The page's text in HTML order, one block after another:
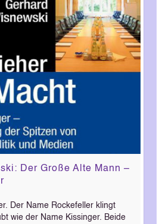
Der Große Alte Mann –
Der Name Rockefeller klingt
wie der Name Kissinger. Beide